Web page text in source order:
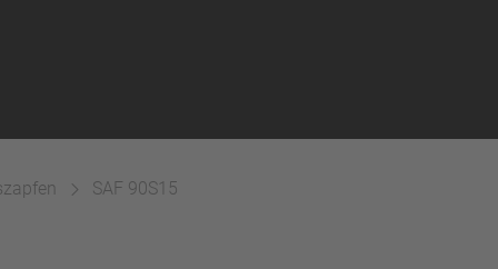
SAF 90S15